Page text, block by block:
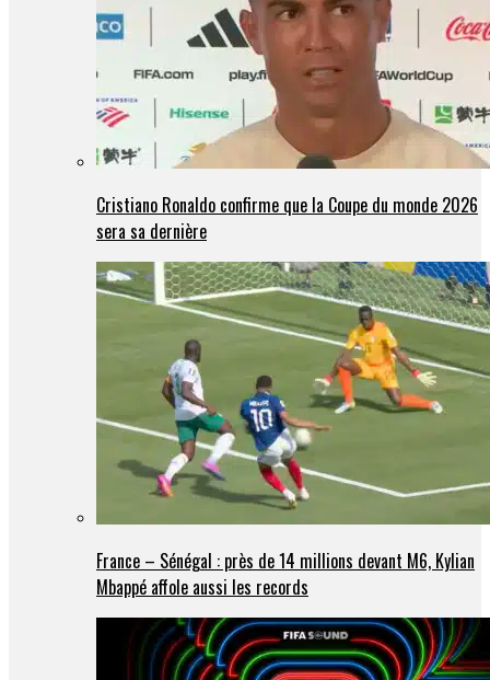
Cristiano Ronaldo confirme que la Coupe du monde 2026
sera sa dernière
France – Sénégal : près de 14 millions devant M6, Kylian
Mbappé affole aussi les records